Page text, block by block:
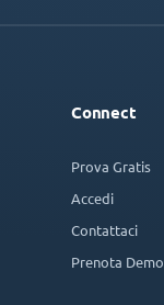
Connect
Prova Gratis
Accedi
Contattaci
Prenota Demo